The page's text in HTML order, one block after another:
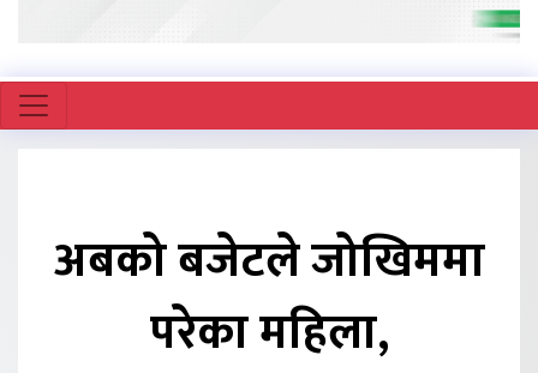
अबको बजेटले जोखिममा
परेका महिला,